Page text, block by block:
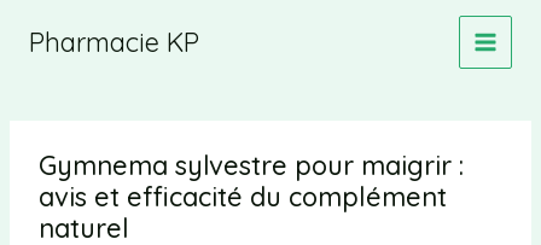
Pharmacie KP
Gymnema sylvestre pour maigrir :
avis et efficacité du complément
naturel